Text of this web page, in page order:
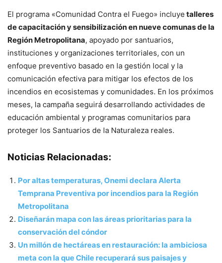
El programa «Comunidad Contra el Fuego» incluye talleres
de capacitación y sensibilización en nueve comunas de la
Región Metropolitana, apoyado por santuarios,
instituciones y organizaciones territoriales, con un
enfoque preventivo basado en la gestión local y la
comunicación efectiva para mitigar los efectos de los
incendios en ecosistemas y comunidades. En los próximos
meses, la campaña seguirá desarrollando actividades de
educación ambiental y programas comunitarios para
proteger los Santuarios de la Naturaleza reales.
Noticias Relacionadas:
Por altas temperaturas, Onemi declara Alerta
Temprana Preventiva por incendios para la Región
Metropolitana
Diseñarán mapa con las áreas prioritarias para la
conservación del cóndor
Un millón de hectáreas en restauración: la ambiciosa
meta con la que Chile recuperará sus paisajes y